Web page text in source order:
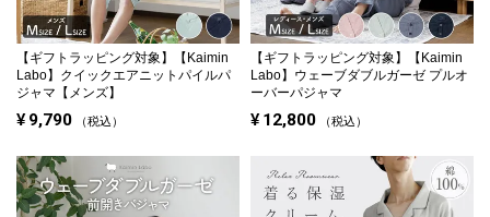
【ギフトラッピング対象】
【Kaimin
Labo】クイックエアニットパイルパ
ジャマ【メンズ】
¥ 9,790 税込
【ギフトラッピング対象】
【Kaimin
Labo】ウェーブダブルガーゼ プルオ
ーバーパジャマ
¥ 12,800 税込